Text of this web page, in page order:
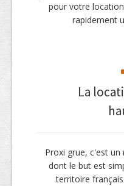
pour votre
rapidement
La
Proxi grue, c'est un
dont le but est
territoire